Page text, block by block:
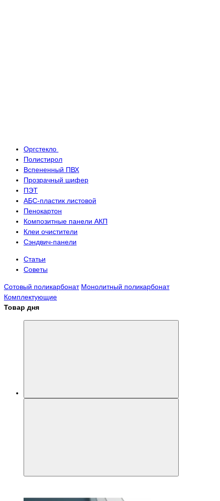
Оргстекло
Полистирол
Вспененный ПВХ
Прозрачный шифер
ПЭТ
АБС-пластик листовой
Пенокартон
Композитные панели АКП
Клеи очистители
Сэндвич-панели
Статьи
Советы
Сотовый поликарбонат Монолитный поликарбонат
Комплектующие
Товар дня